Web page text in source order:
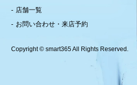
店舗一覧
お問い合わせ・来店予約
Copyright © smart365 All Rights Reserved.